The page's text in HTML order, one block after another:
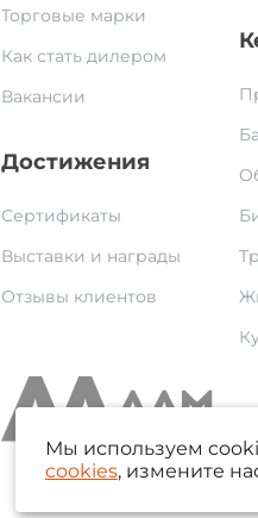
Торговые марки
Как стать дилером
Вакансии
Достижения
Сертификаты
Выставки и награды
Отзывы клиентов
Мы используем
cookies, измените